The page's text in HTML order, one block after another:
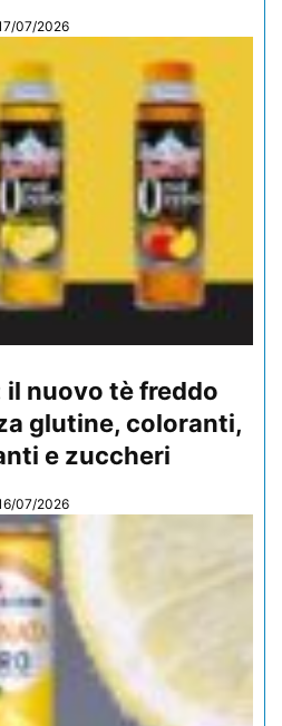
07/2026
il nuovo tè freddo
glutine, coloranti,
e zuccheri
07/2026